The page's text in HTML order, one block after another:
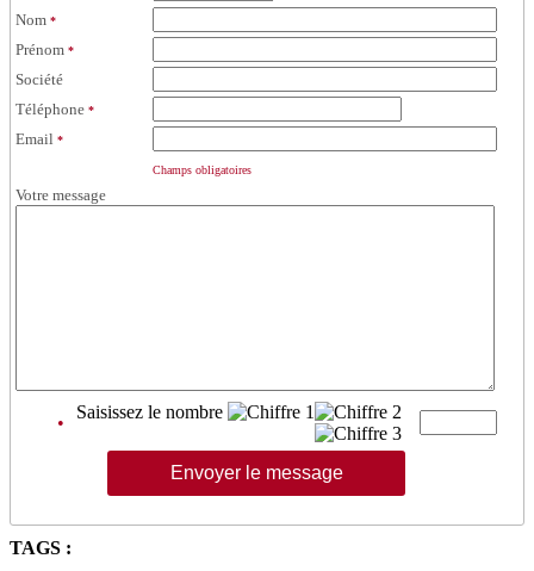
Nom *
Prénom *
Société
Téléphone *
Email *
Champs obligatoires
Votre message
•
Saisissez le nombre
TAGS :